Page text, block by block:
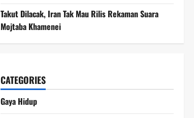
Takut Dilacak, Iran Tak Mau Rilis Rekaman Suara
Mojtaba Khamenei
CATEGORIES
Gaya Hidup